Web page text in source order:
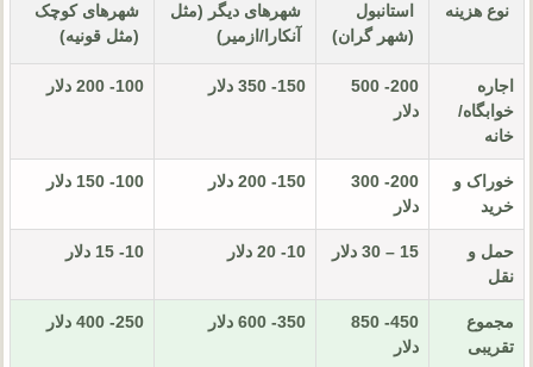
نوع هزینه
استانبول
(شهر گران)
شهرهای دیگر (مثل
آنکارا/ازمیر)
شهرهای کوچک
(مثل قونیه)
اجاره
خوابگاه/
خانه
200- 500
دلار
150- 350 دلار 100- 200 دلار
خوراک و
خرید
200- 300
دلار
150- 200 دلار 100- 150 دلار
حمل و
نقل
15 – 30 دلار 10- 20 دلار 10- 15 دلار
مجموع
تقریبی
450- 850
دلار
350- 600 دلار 250- 400 دلار